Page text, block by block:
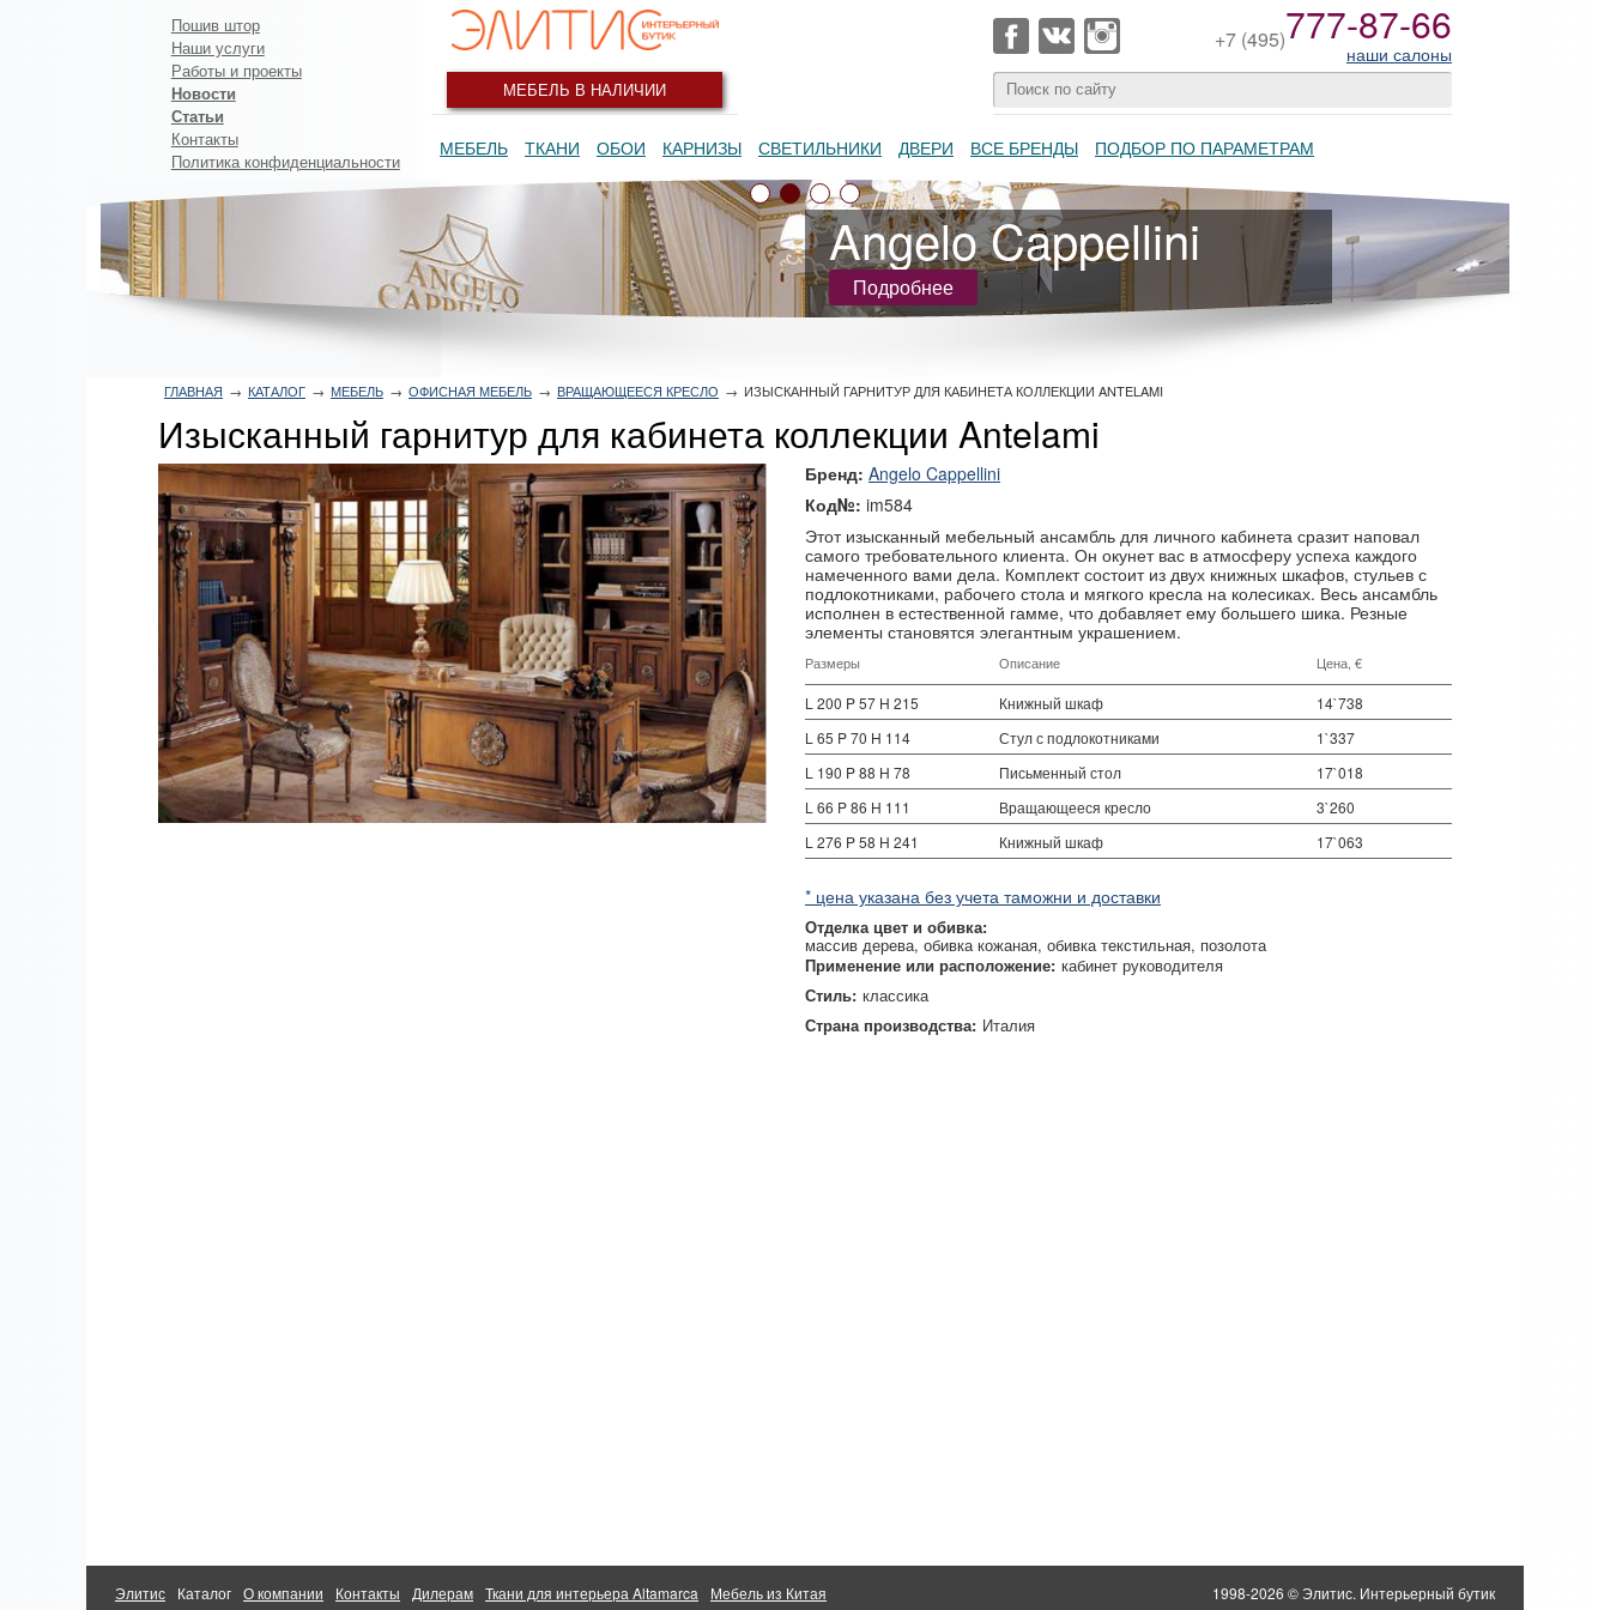
МЕБЕЛЬ В НАЛИЧИИ
+7 (495)777-87-66
наши салоны
МЕБЕЛЬ ТКАНИ ОБОИ КАРНИЗЫ СВЕТИЛЬНИКИ ДВЕРИ ВСЕ БРЕНДЫ ПОДБОР ПО ПАРАМЕТРАМ
ГЛАВНАЯ → КАТАЛОГ → МЕБЕЛЬ → ОФИСНАЯ МЕБЕЛЬ → ВРАЩАЮЩЕЕСЯ КРЕСЛО → ИЗЫСКАННЫЙ ГАРНИТУР ДЛЯ КАБИНЕТА КОЛЛЕКЦИИ ANTELAMI
Изысканный гарнитур для кабинета коллекции Antelami
Бренд: Angelo Cappellini
Код№: im584
Этот изысканный мебельный ансамбль для личного кабинета сразит наповал
самого требовательного клиента. Он окунет вас в атмосферу успеха каждого
намеченного вами дела. Комплект состоит из двух книжных шкафов, стульев с
подлокотниками, рабочего стола и мягкого кресла на колесиках. Весь ансамбль
исполнен в естественной гамме, что добавляет ему большего шика. Резные
элементы становятся элегантным украшением.
Размеры Описание Цена, €
L 200 P 57 H 215 Книжный шкаф
14`738
L 65 P 70 H 114
Стул с подлокотниками
1`337
L 190 P 88 H 78
Письменный стол
17`018
L 66 P 86 H 111
Вращающееся кресло
3`260
L 276 P 58 H 241
Книжный шкаф 17`063
* цена указана без учета таможни и доставки
Отделка цвет и обивка:
массив дерева обивка кожаная обивка текстильная позолота
Применение или расположение: кабинет руководителя
Стиль: классика
Страна производства: Италия
Элитис Каталог О компании Контакты Дилерам Ткани для интерьера Altamarca Мебель из Китая 1998-2026 © Элитис. Интерьерный бутик
Пошив штор
Наши услуги
Работы и проекты
Новости
Статьи
Контакты
Политика конфиденциальности
Angelo Cappellini
Подробнее